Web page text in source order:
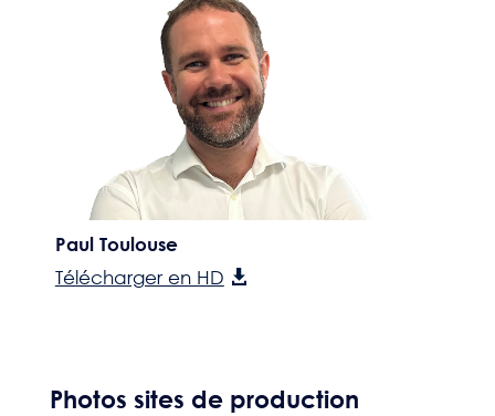
Paul Toulouse
Télécharger en HD
Photos sites de production